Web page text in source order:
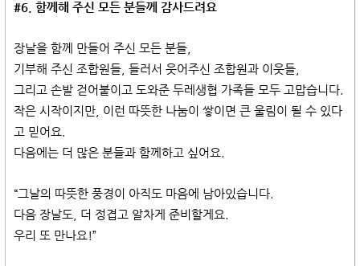
#6. 함께해 주신 모든 분들께 감사드려요
장날을 함께 만들어 주신 모든 분들,
기부해 주신 조합원들, 들러서 웃어주신 조합원과 이웃들,
그리고 손발 걷어붙이고 도와준 두레생협 가족들 모두 고맙습니다.
작은 시작이지만, 이런 따뜻한 나눔이 쌓이면 큰 울림이 될 수 있다
고 믿어요.
다음에는 더 많은 분들과 함께하고 싶어요.
“그날의 따뜻한 풍경이 아직도 마음에 남아있습니다.
다음 장날도, 더 정겹고 알차게 준비할게요.
우리 또 만나요!”